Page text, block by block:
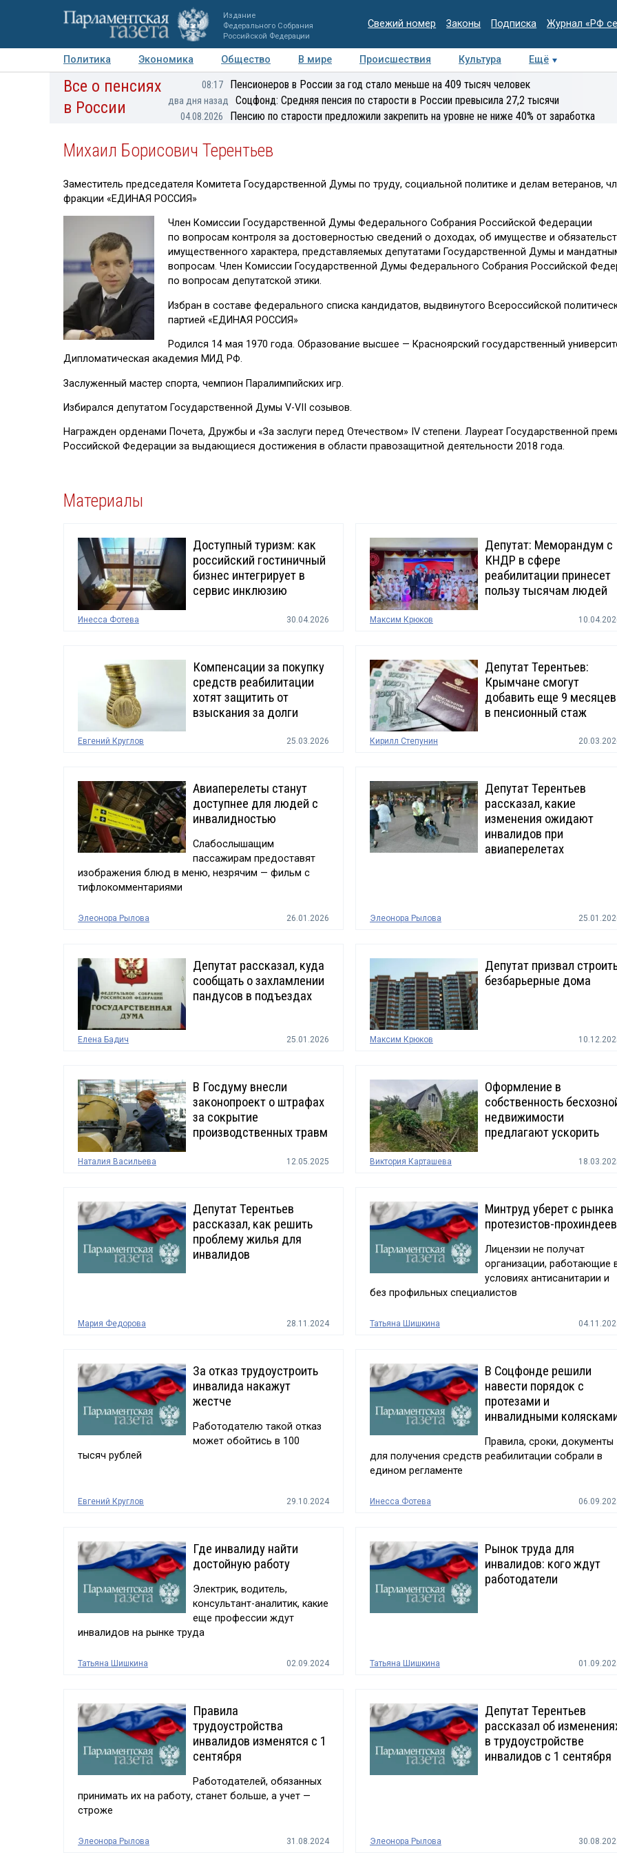
Издание
Федерального Собрания
Российской Федерации
Свежий номер Законы Подписка Журнал «РФ
Политика Экономика Общество В мире Происшествия Культура Ещё
Авторы Персоны Мнения Регионы Медиацентр Интервью Колумнисты
Все о пенсиях
в России
08:17 Пенсионеров в России за год стало меньше на 409 тысяч человек
два дня назад Соцфонд: Средняя пенсия по старости в России превысила 27,2 тысячи
04.08.2026 Пенсию по старости предложили закрепить на уровне не ниже 40% от заработка
Михаил Борисович Терентьев
Заместитель председателя Комитета Государственной Думы по труду, социальной политике и делам ветеранов,
фракции «ЕДИНАЯ РОССИЯ»
Член Комиссии Государственной Думы Федерального Собрания Российской Федерации
по вопросам контроля за достоверностью сведений о доходах, об имуществе и
имущественного характера, представляемых депутатами Государственной Думы и
вопросам. Член Комиссии Государственной Думы Федерального Собрания Российской
по вопросам депутатской этики.
Избран в составе федерального списка кандидатов, выдвинутого Всероссийской
партией «ЕДИНАЯ РОССИЯ»
Родился 14 мая 1970 года. Образование высшее — Красноярский государственный
Дипломатическая академия МИД РФ.
Заслуженный мастер спорта, чемпион Паралимпийских игр.
Избирался депутатом Государственной Думы V-VII созывов.
Награжден орденами Почета, Дружбы и «За заслуги перед Отечеством» IV степени. Лауреат Государственной
Российской Федерации за выдающиеся достижения в области правозащитной деятельности 2018 года.
Материалы
Доступный туризм: как
российский гостиничный
бизнес интегрирует в
сервис инклюзию
Инесса Фотева 30.04.2026
Депутат: Меморандум с
КНДР в сфере
реабилитации принесет
пользу тысячам людей
Максим Крюков
Компенсации за покупку
средств реабилитации
хотят защитить от
взыскания за долги
Евгений Круглов 25.03.2026
Депутат Терентьев:
Крымчане смогут
добавить еще 9 месяцев
в пенсионный стаж
Кирилл Степунин
Авиаперелеты станут
доступнее для людей с
инвалидностью
Слабослышащим
пассажирам предоставят
изображения блюд в меню, незрячим — фильм с
тифлокомментариями
Элеонора Рылова 26.01.2026
Депутат Терентьев
рассказал, какие
изменения ожидают
инвалидов при
авиаперелетах
Элеонора Рылова
Депутат рассказал, куда
сообщать о захламлении
пандусов в подъездах
Елена Бадич 25.01.2026
Депутат призвал
безбарьерные дома
Максим Крюков
В Госдуму внесли
законопроект о штрафах
за сокрытие
производственных травм
Наталия Васильева 12.05.2025
Оформление в
собственность
недвижимости
предлагают ускорить
Виктория Карташева
Депутат Терентьев
рассказал, как решить
проблему жилья для
инвалидов
Мария Федорова 28.11.2024
Минтруд уберет с рынка
протезистов-прохиндеев
Лицензии не получат
организации, работающие
условиях антисанитарии и
без профильных специалистов
Татьяна Шишкина
За отказ трудоустроить
инвалида накажут
жестче
Работодателю такой отказ
может обойтись в 100
тысяч рублей
Евгений Круглов 29.10.2024
В Соцфонде решили
навести порядок с
протезами и
инвалидными
Правила, сроки, документы
для получения средств реабилитации собрали в
едином регламенте
Инесса Фотева
Где инвалиду найти
достойную работу
Электрик, водитель,
консультант-аналитик, какие
еще профессии ждут
инвалидов на рынке труда
Татьяна Шишкина 02.09.2024
Рынок труда для
инвалидов: кого ждут
работодатели
Татьяна Шишкина
Правила
трудоустройства
инвалидов изменятся с 1
сентября
Работодателей, обязанных
принимать их на работу, станет больше, а учет —
строже
Элеонора Рылова 31.08.2024
Депутат Терентьев
рассказал об
в трудоустройстве
инвалидов с 1 сентября
Элеонора Рылова